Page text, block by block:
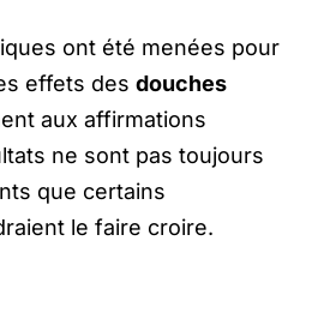
ont été menées pour
effets des douches
aux affirmations
ne sont pas toujours
que certains
le faire croire.